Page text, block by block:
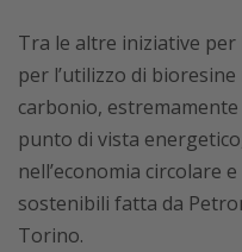
Tra le altre iniziative per
per l’utilizzo di
carbonio,
punto di vista
nell’economia circolare
sostenibili fatta da
Torino.